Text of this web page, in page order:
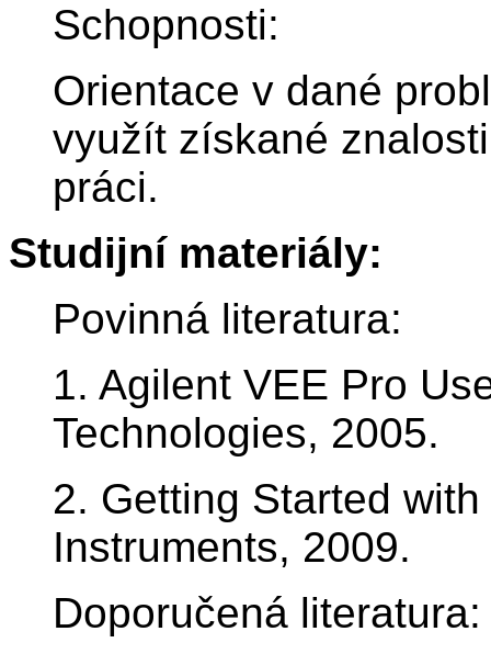
Schopnosti:
Orientace v dané
využít získané
práci.
Studijní materiály:
Povinná literatura:
1. Agilent VEE Pro
Technologies, 2005.
2. Getting Started
Instruments, 2009.
Doporučená literatura: